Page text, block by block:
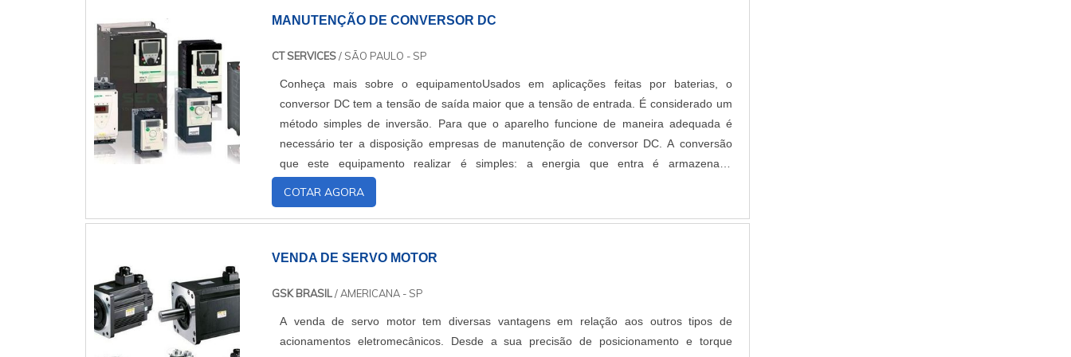
especializada, com larga experiência em manutenção de laboratório e de alta qualidade,
MANUTENÇÃO DE CONVERSOR DC
CT SERVICES/ SÃO PAULO - SP
Conheça mais sobre o equipamentoUsados em aplicações feitas por baterias, o
conversor DC tem a tensão de saída maior que a tensão de entrada. É considerado um
método simples de inversão. Para que o aparelho funcione de maneira adequada é
necessário ter a disposição empresas de manutenção de conversor DC. A conversão
que este equipamento realizar é simples: a energia que entra é armazenada
temporariamente, depois é liberada com uma tensão difere....
COTAR AGORA
VENDA DE SERVO MOTOR
GSK BRASIL/ AMERICANA - SP
A venda de servo motor tem diversas vantagens em relação aos outros tipos de
acionamentos eletromecânicos. Desde a sua precisão de posicionamento e torque